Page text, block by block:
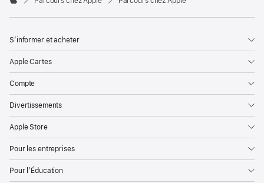
S’informer et acheter
Apple Cartes
Compte
Divertissements
Apple Store
Pour les entreprises
Pour l’Éducation